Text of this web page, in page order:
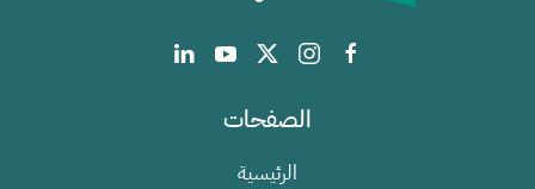
الصفحات
الرئيسية